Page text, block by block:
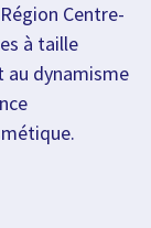
Centre-
à taille
au dynamisme